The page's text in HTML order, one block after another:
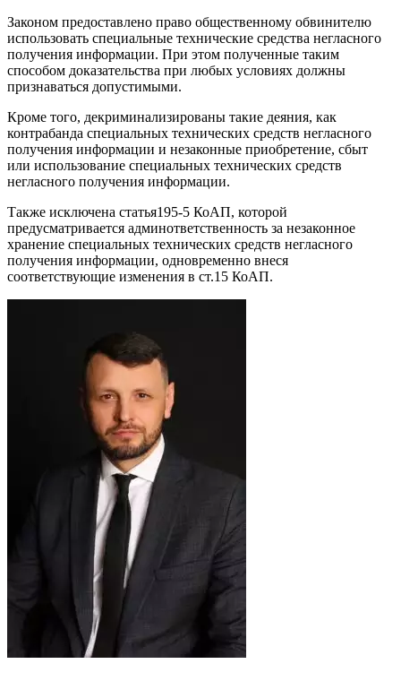
Законом предоставлено право общественному обвинителю
использовать специальные технические средства негласного
получения информации. При этом полученные таким
способом доказательства при любых условиях должны
признаваться допустимыми.
Кроме того, декриминализированы такие деяния, как
контрабанда специальных технических средств негласного
получения информации и незаконные приобретение, сбыт
или использование специальных технических средств
негласного получения информации.
Также исключена статья195-5 КоАП, которой
предусматривается админответственность за незаконное
хранение специальных технических средств негласного
получения информации, одновременно внеся
соответствующие изменения в ст.15 КоАП.